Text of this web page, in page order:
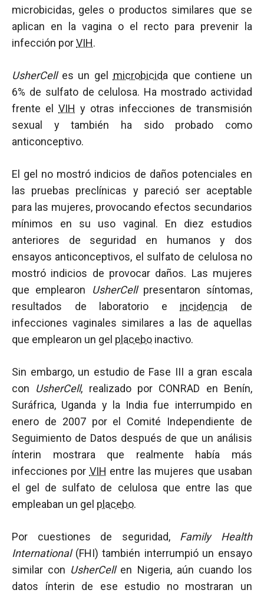
microbicidas, geles o productos similares que se
aplican en la vagina o el recto para prevenir la
infección porVIH.
UsherCelles un gel microbicida que contiene un
6% de sulfato de celulosa. Ha mostrado actividad
frente el VIH y otras infecciones de transmisión
sexual y también ha sido probado como
anticonceptivo.
El gel no mostró indicios de daños potenciales en
las pruebas preclínicas y pareció ser aceptable
para las mujeres, provocando efectos secundarios
mínimos en su uso vaginal. En diez estudios
anteriores de seguridad en humanos y dos
ensayos anticonceptivos, el sulfato de celulosa no
mostró indicios de provocar daños. Las mujeres
que emplearon
UsherCellpresentaron síntomas,
resultados de laboratorio e incidencia de
infecciones vaginales similares a las de aquellas
que emplearon un gel placebo inactivo.
Sin embargo, un estudio de Fase III a gran escala
con UsherCell, realizado por CONRAD en Benín,
Suráfrica, Uganda y la India fue interrumpido en
enero de 2007 por el Comité Independiente de
Seguimiento de Datos después de que un análisis
ínterin mostrara que realmente había más
infecciones por VIH entre las mujeres que usaban
el gel de sulfato de celulosa que entre las que
empleaban un gel placebo.
Por cuestiones de seguridad, Family Health
International(FHI) también interrumpió un ensayo
similar con UsherCellen Nigeria, aún cuando los
datos ínterin de ese estudio no mostraran un